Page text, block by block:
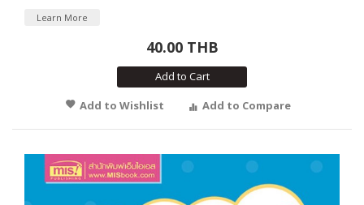
Learn More
40.00 THB
Add to Cart
Add to Wishlist
Add to Compare